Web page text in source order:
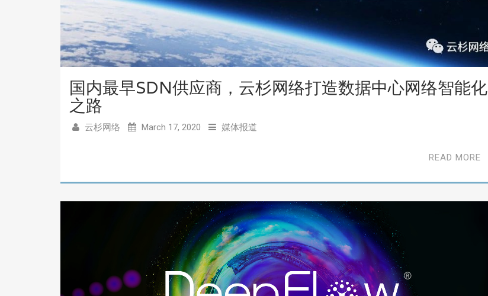
国内最早SDN供应商，云杉网络打造数据中心网络智能化
之路
云杉网络 March 17, 2020 媒体报道
READ MORE